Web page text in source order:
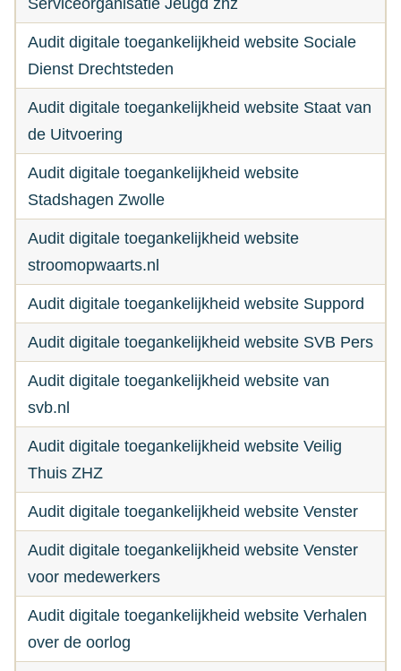
Serviceorganisatie Jeugd zhz
Audit digitale toegankelijkheid website Sociale
Dienst Drechtsteden
Audit digitale toegankelijkheid website Staat van
de Uitvoering
Audit digitale toegankelijkheid website
Stadshagen Zwolle
Audit digitale toegankelijkheid website
stroomopwaarts.nl
Audit digitale toegankelijkheid website Suppord
Audit digitale toegankelijkheid website SVB Pers
Audit digitale toegankelijkheid website van
svb.nl
Audit digitale toegankelijkheid website Veilig
Thuis ZHZ
Audit digitale toegankelijkheid website Venster
Audit digitale toegankelijkheid website Venster
voor medewerkers
Audit digitale toegankelijkheid website Verhalen
over de oorlog